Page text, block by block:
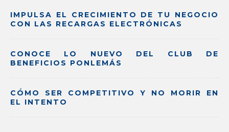
IMPULSA EL CRECIMIENTO DE TU NEGOCIO
CON LAS RECARGAS ELECTRÓNICAS
CONOCE LO NUEVO DEL CLUB DE
BENEFICIOS PONLEMÁS
CÓMO SER COMPETITIVO Y NO MORIR EN
EL INTENTO